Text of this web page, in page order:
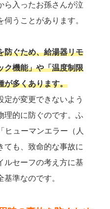
ら入ったお孫さんが泣
うことがあります。
防ぐため、給湯器リモ
ク機能」や「温度制限
が多くあります。
定が変更できないよう
理的に防ぐのです。ふ
ューマンエラー（人
ても、致命的な事故に
ルセーフの考え方に基
準なのです。